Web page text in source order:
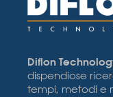
Diflon
dispendiose
tempi, metodi e